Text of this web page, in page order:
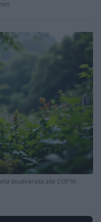
biodiversità alla COP16.